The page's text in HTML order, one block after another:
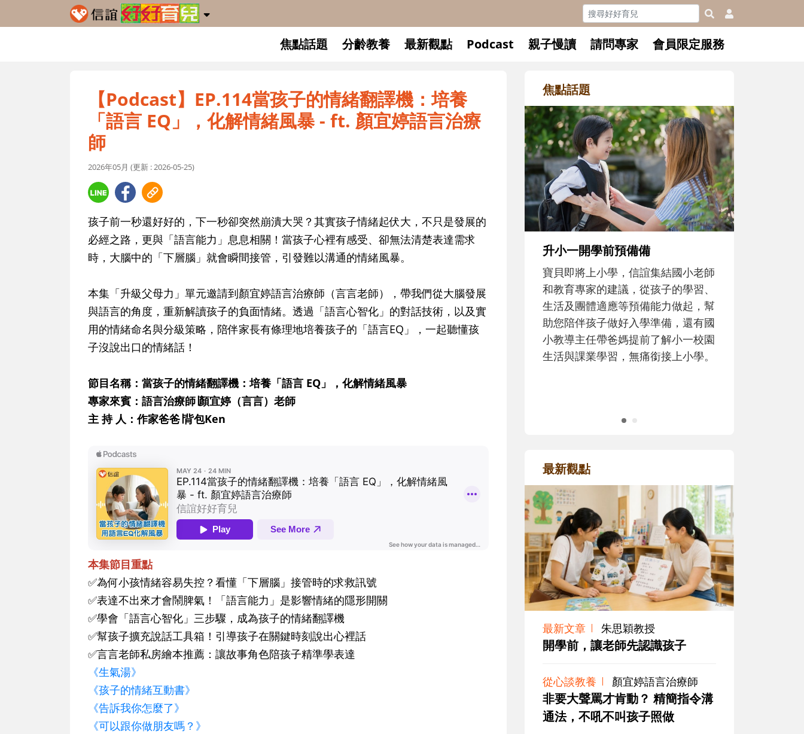
焦點話題 分齡教養 最新觀點 Podcast 親子慢讀 請問專家 會員限定服務
【Podcast】EP.114當孩子的情緒翻譯機：培養
「語言 EQ」，化解情緒風暴 - ft. 顏宜婷語言治療
師
2026年05月 (更新 : 2026-05-25)
孩子前一秒還好好的，下一秒卻突然崩潰大哭？其實孩子情緒起伏大，不只是發展的
必經之路，更與「語言能力」息息相關！當孩子心裡有感受、卻無法清楚表達需求
時，大腦中的「下層腦」就會瞬間接管，引發難以溝通的情緒風暴。
本集「升級父母力」單元邀請到顏宜婷語言治療師（言言老師），帶我們從大腦發展
與語言的角度，重新解讀孩子的負面情緒。透過「語言心智化」的對話技術，以及實
用的情緒命名與分級策略，陪伴家長有條理地培養孩子的「語言EQ」，一起聽懂孩
子沒說出口的情緒話！
節目名稱：當孩子的情緒翻譯機：培養「語言 EQ」，化解情緒風暴
專家來賓：語言治療師∣顏宜婷（言言）老師
主 持 人：作家爸爸∣背包Ken
本集節目重點
✅為何小孩情緒容易失控？看懂「下層腦」接管時的求救訊號
✅表達不出來才會鬧脾氣！「語言能力」是影響情緒的隱形開關
✅學會「語言心智化」三步驟，成為孩子的情緒翻譯機
✅幫孩子擴充說話工具箱！引導孩子在關鍵時刻說出心裡話
✅言言老師私房繪本推薦：讓故事角色陪孩子精準學表達
《生氣湯》
《孩子的情緒互動書》
《告訴我你怎麼了》
《可以跟你做朋友嗎？》
焦點話題
升小一開學前預備備
和教育專家的建議，從孩子的學習、
生活及團體適應等預備能力做起，幫
助您陪伴孩子做好入學準備，還有國
小教導主任帶爸媽提前了解小一校園
和孩子一起長大的那個男人│讀
懂父親的不同模樣
沒有人天生就擅長當爸爸！男人總是
在一次次「前所未有」的體驗中，跟
著孩子一起長大。從給予安全感的肢
體遊戲，到獨立自主、角色認同及解
決問題的能力養成。爸爸正嘗試用不
同的模樣，參與孩子每個重要的成長
歷程。
最新觀點
最新文章 朱思穎教授
開學前，讓老師先認識孩子
從心談教養 顏宜婷語言治療師
非要大聲罵才肯動？ 精簡指令溝
通法，不吼不叫孩子照做